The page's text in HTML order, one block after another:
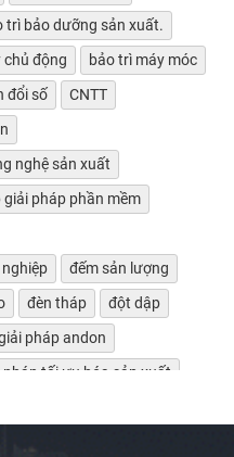
trì bảo dưỡng sản xuất.
chủ động
bảo trì máy móc
đổi số
CNTT
nghệ sản xuất
giải pháp phần mềm
đếm sản lượng
đèn tháp
đột dập
pháp andon
pháp tối ưu hóa sản xuất